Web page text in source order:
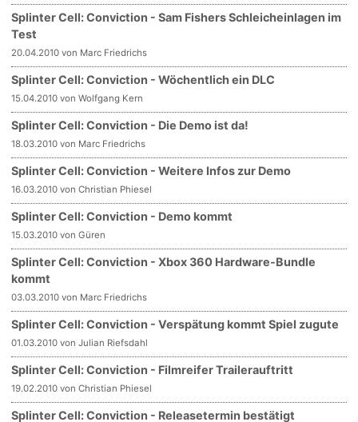
Splinter Cell: Conviction - Sam Fishers Schleicheinlagen im
Test
20.04.2010 von Marc Friedrichs
Splinter Cell: Conviction - Wöchentlich ein DLC
15.04.2010 von Wolfgang Kern
Splinter Cell: Conviction - Die Demo ist da!
18.03.2010 von Marc Friedrichs
Splinter Cell: Conviction - Weitere Infos zur Demo
16.03.2010 von Christian Phiesel
Splinter Cell: Conviction - Demo kommt
15.03.2010 von Güren
Splinter Cell: Conviction - Xbox 360 Hardware-Bundle
kommt
03.03.2010 von Marc Friedrichs
Splinter Cell: Conviction - Verspätung kommt Spiel zugute
01.03.2010 von Julian Riefsdahl
Splinter Cell: Conviction - Filmreifer Trailerauftritt
19.02.2010 von Christian Phiesel
Splinter Cell: Conviction - Releasetermin bestätigt